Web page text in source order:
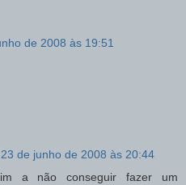
de 2008 às 19:51
23 de junho de 2008 às 20:44
a não conseguir fazer um